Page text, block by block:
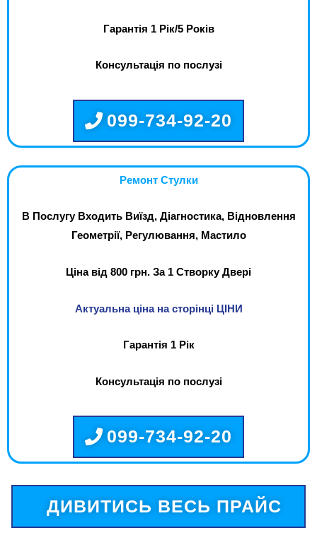
Гарантія 1 Рік/5 Років
Консультація по послузі
099-734-92-20
Ремонт Стулки
В Послугу Входить Виїзд, Діагностика, Відновлення
Геометрії, Регулювання, Мастило
Ціна від 800 грн. За 1 Створку Двері
Актуальна ціна на сторінці ЦІНИ
Гарантія 1 Рік
Консультація по послузі
099-734-92-20
ДИВИТИСЬ ВЕСЬ ПРАЙС